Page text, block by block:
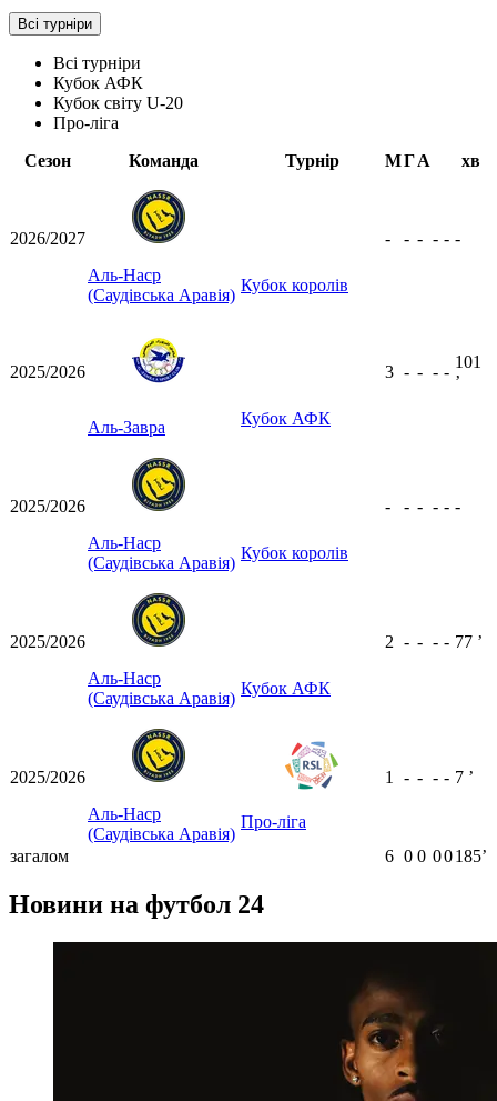
Всі турніри
Всі турніри
Кубок АФК
Кубок світу U-20
Про-ліга
Сезон
Команда Турнір МГА хв
2026/2027
Аль-Наср
(Саудівська Аравія)
Кубок королів
- - - - - -
2025/2026
Аль-Завра Кубок АФК
3 - - - -
101
ʼ
2025/2026
Аль-Наср
(Саудівська Аравія)
Кубок королів
- - - - - -
2025/2026
Аль-Наср
(Саудівська Аравія)
Кубок АФК
2 - - - - 77 ʼ
2025/2026
Аль-Наср
(Саудівська Аравія)
Про-ліга
1 - - - - 7 ʼ
загалом 6 0 0 00185ʼ
Новини на футбол 24